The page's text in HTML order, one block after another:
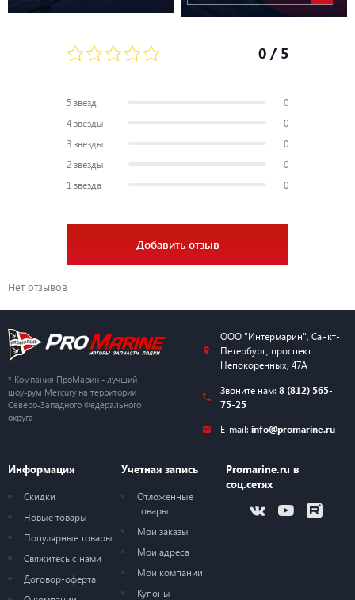
0 / 5
5 звезд
0
4 звезды
0
3 звезды
0
2 звезды
0
1 звезда
0
Добавить отзыв
Нет отзывов
* Компания ПроМарин - лучший
шоу-рум Mercury на территории
Северо-Западного Федерального
округа
ООО "Интермарин" Санкт-
Петербург, проспект
Непокоренных, 47А
Звоните нам: 8 (812) 565-
75-25
E-mail: info@promarine.ru
Информация
Скидки
Новые товары
Популярные товары
Свяжитесь с нами
Договор-оферта
Учетная запись
Отложенные
товары
Мои заказы
Мои адреса
Мои компании
Купоны
Promarine.ru в
соц.сетях